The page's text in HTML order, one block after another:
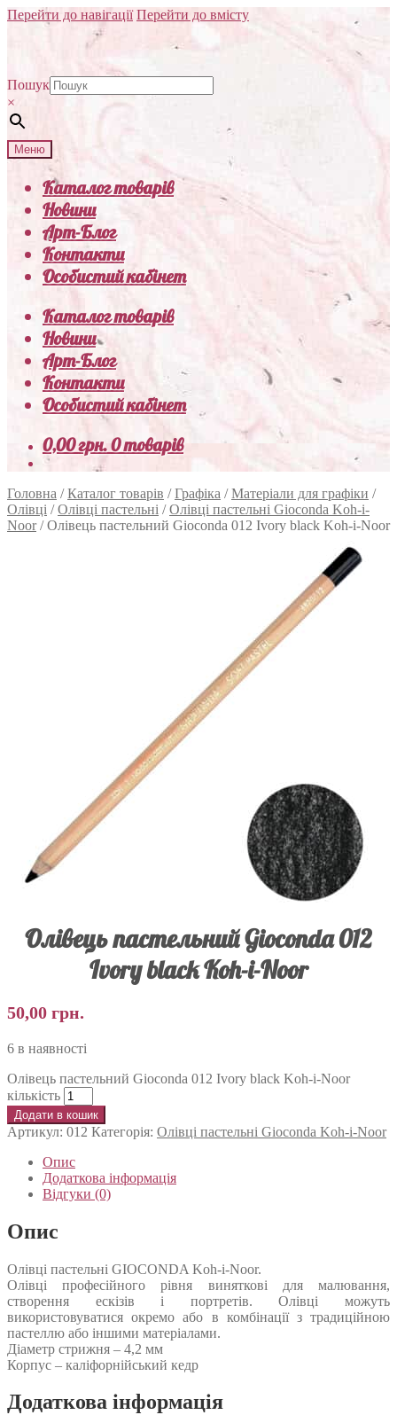
Перейти до навігації Перейти до вмісту
Пошук
×
Меню
Каталог товарів
Новини
Арт-Блог
Контакти
Особистий кабінет
Каталог товарів
Новини
Арт-Блог
Контакти
Особистий кабінет
0,00грн.0 товарів
Головна /Каталог товарів /Графіка /Матеріали для графіки /
Олівці /Олівці пастельні /Олівці пастельні Gioconda Koh-i-
Noor/Олівець пастельний Gioconda 012 Ivory black Koh-i-Noor
Олівець пастельний Gioconda 012
Ivory black Koh-i-Noor
50,00 грн.
6 в наявності
Олівець пастельний Gioconda 012 Ivory black Koh-i-Noor
кількість
Додати в кошик
Артикул: 012 Категорія: Олівці пастельні Gioconda Koh-i-Noor
Опис
Додаткова інформація
Відгуки (0)
Опис
Олівці пастельні GIOCONDA Koh-i-Noor.
Олівці професійного рівня виняткові для малювання,
створення ескізів і портретів. Олівці можуть
використовуватися окремо або в комбінації з традиційною
пастеллю або іншими матеріалами.
Діаметр стрижня – 4,2 мм
Корпус – каліфорнійський кедр
Додаткова інформація